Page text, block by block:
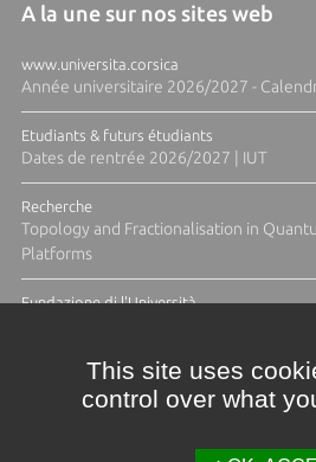
A la une sur nos sites web
www.universita.corsica
Année universitaire 2026/2027 -
Etudiants & futurs étudiants
Dates de rentrée 2026/2027 | IUT
Recherche
Topology and Fractionalisation in
Platforms
Fundazione di l'Università
This site uses
control over what